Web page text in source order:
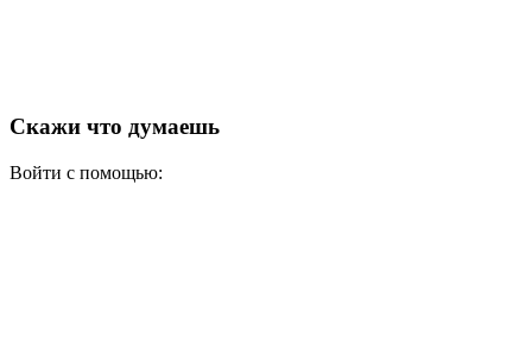
Скажи что думаешь
Войти с помощью: